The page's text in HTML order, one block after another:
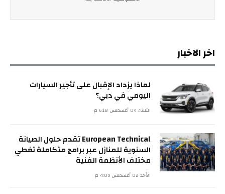
اخر الاخبار
لماذا يزداد الإقبال على تأجير السيارات
اليومي في دبي؟
الثلاثاء 04 أغسطس 6:18 م
European Technical تقدم حلول الصيانة
السنوية للمنازل عبر برامج متكاملة تغطي
مختلف الأنظمة الفنية
الأحد 02 أغسطس 4:09 م